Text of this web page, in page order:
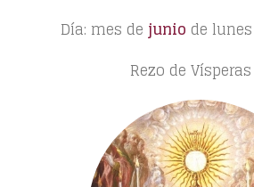
Día: mes de junio de
Rezo de Vísperas